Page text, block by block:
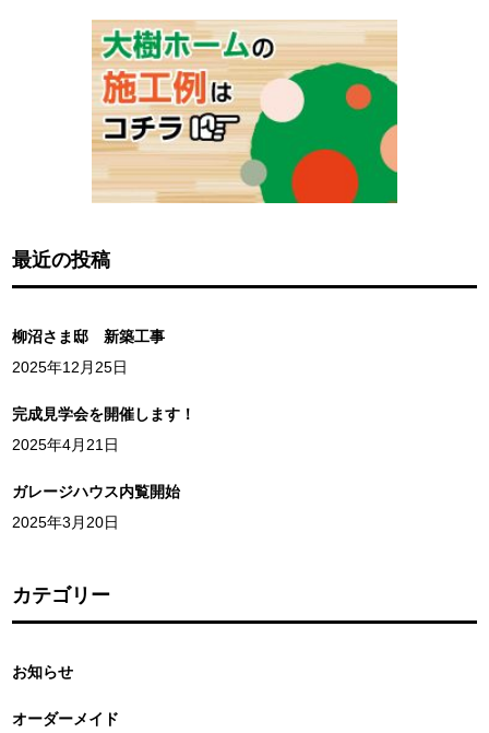
最近の投稿
柳沼さま邸 新築工事
2025年12月25日
完成見学会を開催します！
2025年4月21日
ガレージハウス内覧開始
2025年3月20日
カテゴリー
お知らせ
オーダーメイド